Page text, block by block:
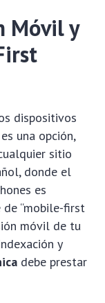
Móvil y
dispositivos
una opción,
sitio
donde el
es
“mobile-first
móvil de tu
y
debe prestar